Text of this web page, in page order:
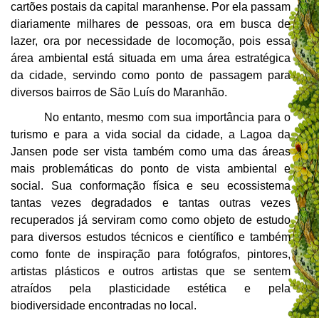
cartões postais da capital maranhense. Por ela passam
diariamente milhares de pessoas, ora em busca de
lazer, ora por necessidade de locomoção, pois essa
área ambiental está situada em uma área estratégica
da cidade, servindo como ponto de passagem para
diversos bairros de São Luís do Maranhão.
No entanto, mesmo com sua importância para o
turismo e para a vida social da cidade, a Lagoa da
Jansen pode ser vista também como uma das áreas
mais problemáticas do ponto de vista ambiental e
social. Sua conformação física e seu ecossistema
tantas vezes degradados e tantas outras vezes
recuperados já serviram como como objeto de estudo
para diversos estudos técnicos e científico e também
como fonte de inspiração para fotógrafos, pintores,
artistas plásticos e outros artistas que se sentem
atraídos pela plasticidade estética e pela
biodiversidade encontradas no local.